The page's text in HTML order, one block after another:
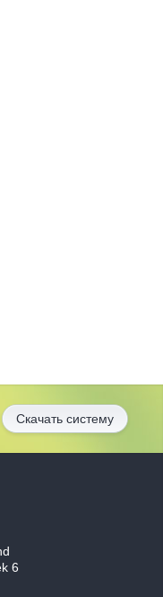
Скачать систему
6